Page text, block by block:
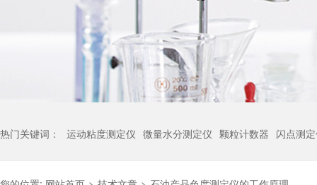
热门关键词： 运动粘度测定仪 微量水分测定仪 颗粒计数器 闪点测